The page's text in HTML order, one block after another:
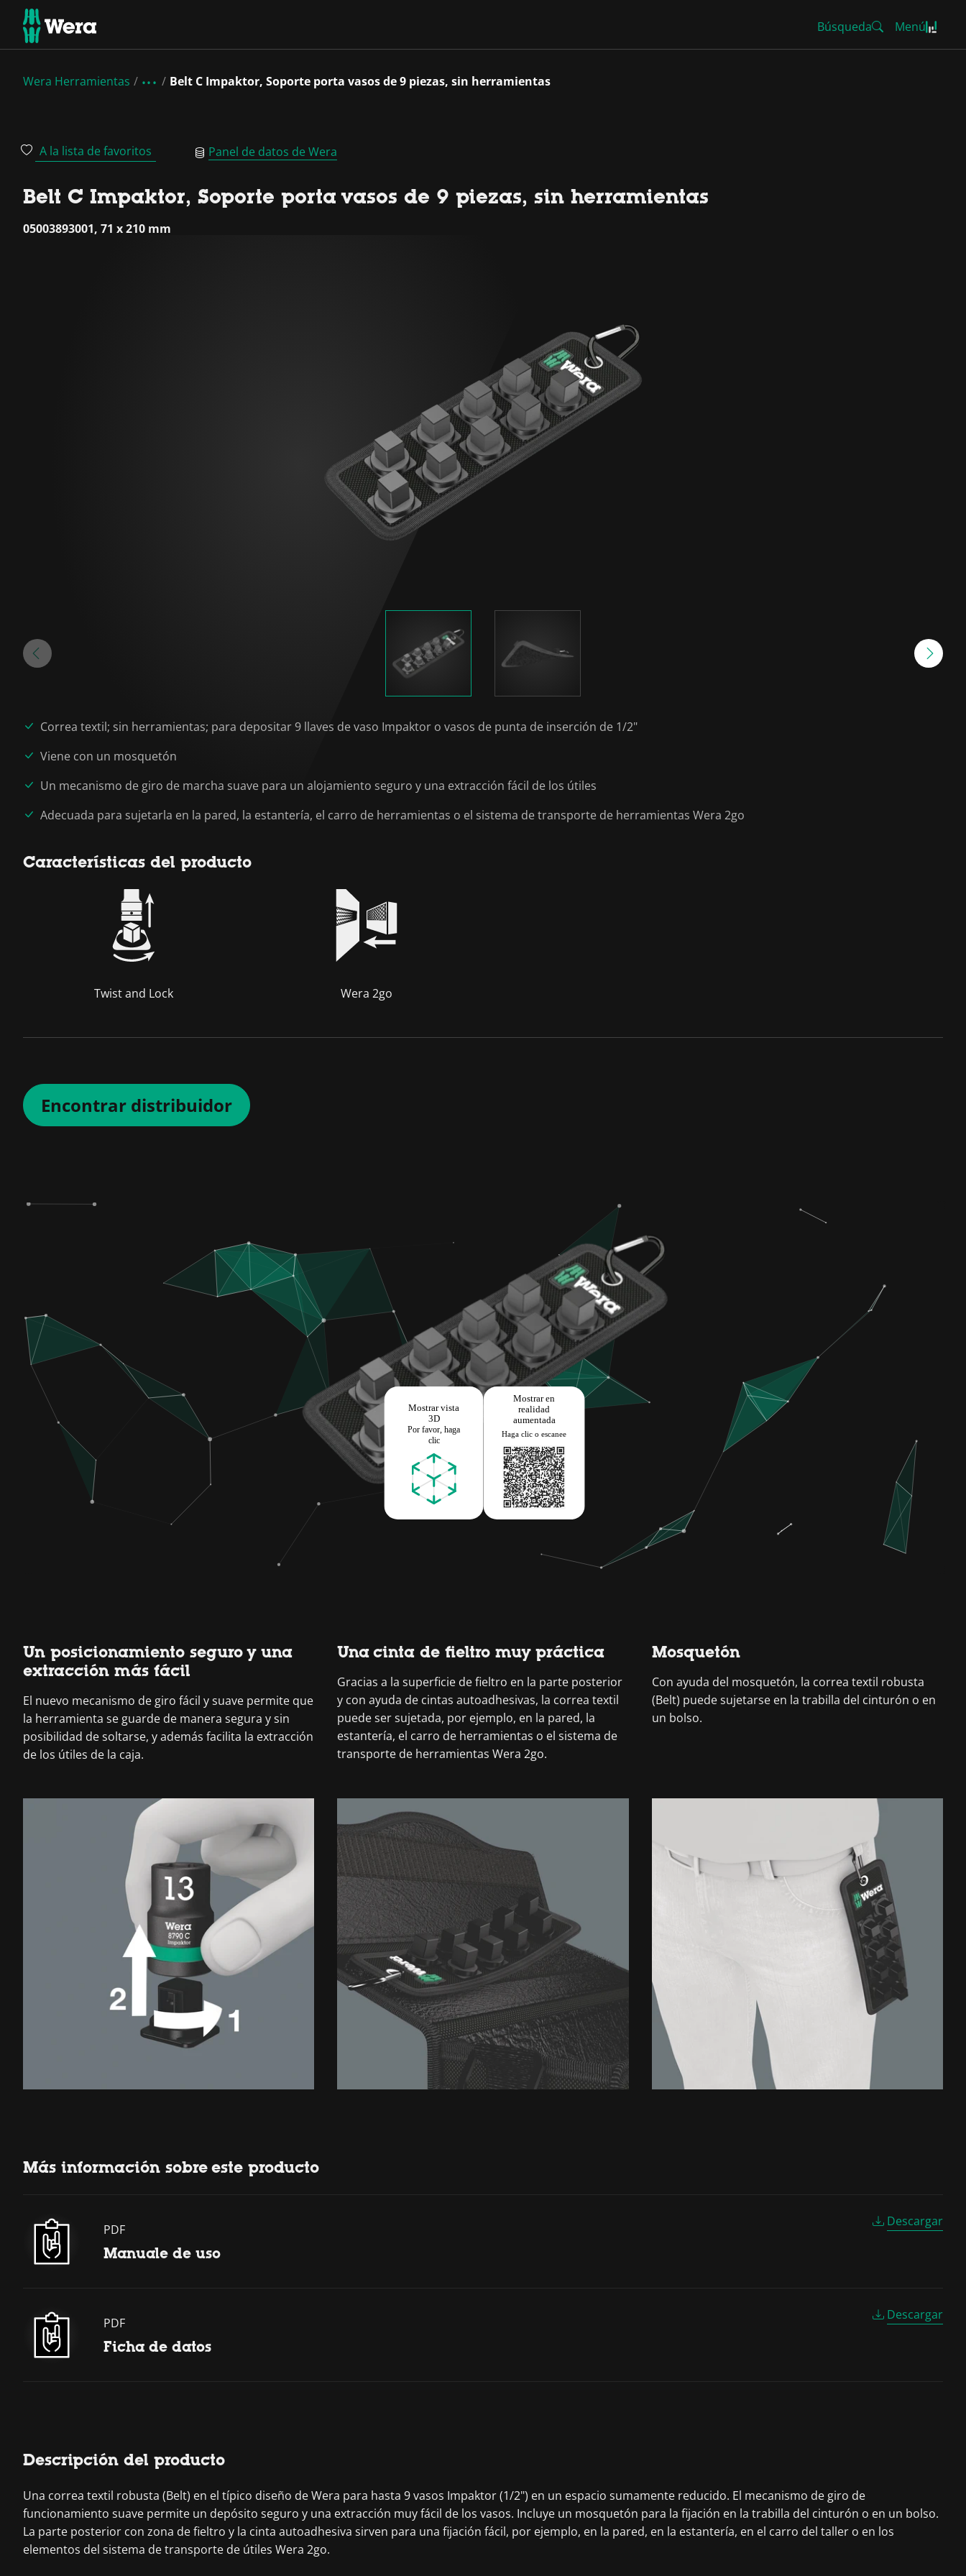
Búsqueda Menú
Wera Herramientas Belt C Impaktor, Soporte porta vasos de 9 piezas, sin herramientas
A la lista de favoritos Panel de datos de Wera
Belt C Impaktor, Soporte porta vasos de 9 piezas, sin herramientas
05003893001, 71 x 210 mm
Correa textil; sin herramientas; para depositar 9 llaves de vaso Impaktor o vasos de punta de inserción de 1/2"
Viene con un mosquetón
Un mecanismo de giro de marcha suave para un alojamiento seguro y una extracción fácil de los útiles
Adecuada para sujetarla en la pared, la estantería, el carro de herramientas o el sistema de transporte de herramientas Wera 2go
Características del producto
Twist and Lock Wera 2go
Encontrar distribuidor
Un posicionamiento seguro y una
extracción más fácil
El nuevo mecanismo de giro fácil y suave permite que
la herramienta se guarde de manera segura y sin
posibilidad de soltarse, y además facilita la extracción
de los útiles de la caja.
Una cinta de fieltro muy práctica
Gracias a la superficie de fieltro en la parte posterior
y con ayuda de cintas autoadhesivas, la correa textil
puede ser sujetada, por ejemplo, en la pared, la
estantería, el carro de herramientas o el sistema de
transporte de herramientas Wera 2go.
Mosquetón
Con ayuda del mosquetón, la correa textil robusta
(Belt) puede sujetarse en la trabilla del cinturón o en
un bolso.
Más información sobre este producto
PDF
Manuale de uso
Descargar
PDF
Ficha de datos
Descargar
Descripción del producto
Una correa textil robusta (Belt) en el típico diseño de Wera para hasta 9 vasos Impaktor (1/2") en un espacio sumamente reducido. El mecanismo de giro de
funcionamiento suave permite un depósito seguro y una extracción muy fácil de los vasos. Incluye un mosquetón para la fijación en la trabilla del cinturón o en un bolso.
La parte posterior con zona de fieltro y la cinta autoadhesiva sirven para una fijación fácil, por ejemplo, en la pared, en la estantería, en el carro del taller o en los
elementos del sistema de transporte de útiles Wera 2go.